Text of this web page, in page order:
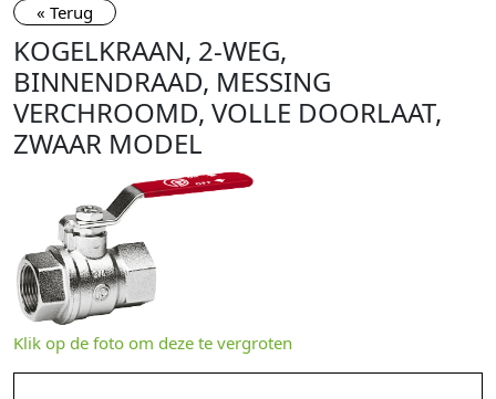
« Terug
KOGELKRAAN, 2-WEG,
BINNENDRAAD, MESSING
VERCHROOMD, VOLLE DOORLAAT,
ZWAAR MODEL
Klik op de foto om deze te vergroten